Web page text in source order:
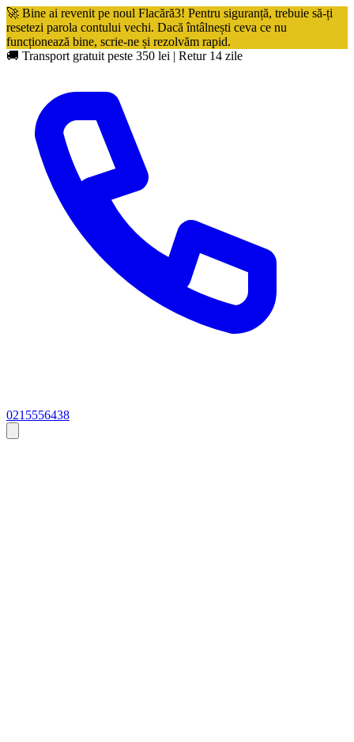
🚀 Bine ai revenit pe noul Flacără3! Pentru siguranță, trebuie să-ți
resetezi parola contului vechi. Dacă întâlnești ceva ce nu
funcționează bine, scrie-ne și rezolvăm rapid.
🚚 Transport gratuit peste 350 lei | Retur 14 zile
0215556438